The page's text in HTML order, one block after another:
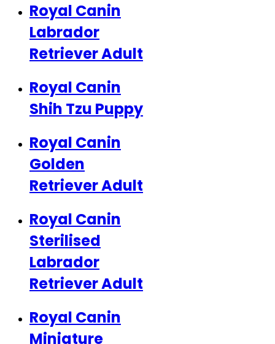
Royal Canin
Labrador
Retriever Adult
Royal Canin
Shih Tzu Puppy
Royal Canin
Golden
Retriever Adult
Royal Canin
Sterilised
Labrador
Retriever Adult
Royal Canin
Miniature